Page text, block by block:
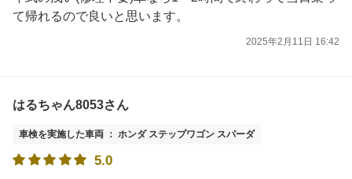
て帰れるので良いと思います。
2025年2月11日 16:42
はるちゃん8053さん
車検を実施した車両 ： ホンダ ステップワゴン スパーダ
5.0